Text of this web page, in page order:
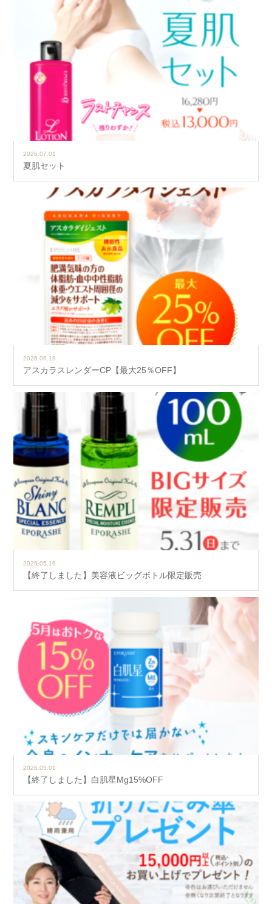
2026.07.01
夏肌セット
2026.06.19
アスカラスレンダーCP【最大25％OFF】
2026.05.16
【終了しました】美容液ビッグボトル限定販売
2026.05.01
【終了しました】白肌星Mg15%OFF